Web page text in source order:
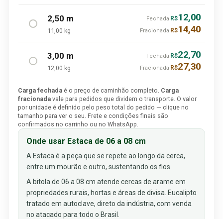
2,50 m
11,00 kg
Fechada R$12,00
Fracionada R$14,40
3,00 m
12,00 kg
Fechada R$22,70
Fracionada R$27,30
Carga fechada é o preço de caminhão completo. Carga
fracionada vale para pedidos que dividem o transporte. O valor
por unidade é definido pelo peso total do pedido — clique no
tamanho para ver o seu. Frete e condições finais são
confirmados no carrinho ou no WhatsApp.
Onde usar Estaca de 06 a 08 cm
A Estaca é a peça que se repete ao longo da cerca,
entre um mourão e outro, sustentando os fios.
A bitola de 06 a 08 cm atende cercas de arame em
propriedades rurais, hortas e áreas de divisa. Eucalipto
tratado em autoclave, direto da indústria, com venda
no atacado para todo o Brasil.